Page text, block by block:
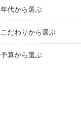
年代から選ぶ
こだわりから選ぶ
予算から選ぶ